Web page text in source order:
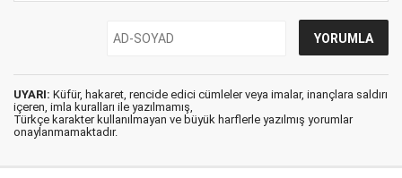
UYARI: Küfür, hakaret, rencide edici cümleler veya imalar, inançlara saldırı
içeren, imla kuralları ile yazılmamış,
Türkçe karakter kullanılmayan ve büyük harflerle yazılmış yorumlar
onaylanmamaktadır.